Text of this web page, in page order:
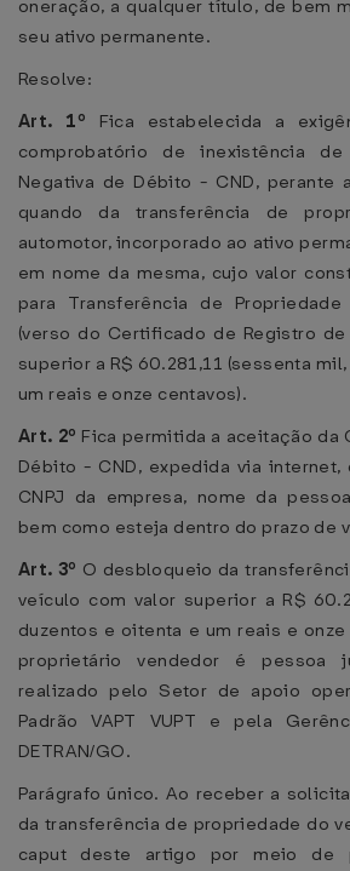
oneração, a qualquer título, de bem
seu ativo permanente.
Resolve:
Art. 1º Fica estabelecida a
comprobatório de inexistência
Negativa de Débito - CND, perante
quando da transferência de
automotor, incorporado ao ativo
em nome da mesma, cujo valor
para Transferência de
(verso do Certificado de Registro de
superior a R$ 60.281,11 (sessenta
um reais e onze centavos).
Art. 2º Fica permitida a aceitação da
Débito - CND, expedida via
CNPJ da empresa, nome da
bem como esteja dentro do prazo de
Art. 3º O desbloqueio da
veículo com valor superior a R$
duzentos e oitenta e um reais e
proprietário vendedor é pessoa
realizado pelo Setor de apoio
Padrão VAPT VUPT e pela
DETRAN/GO.
Parágrafo único. Ao receber a
da transferência de propriedade do
caput deste artigo por meio de